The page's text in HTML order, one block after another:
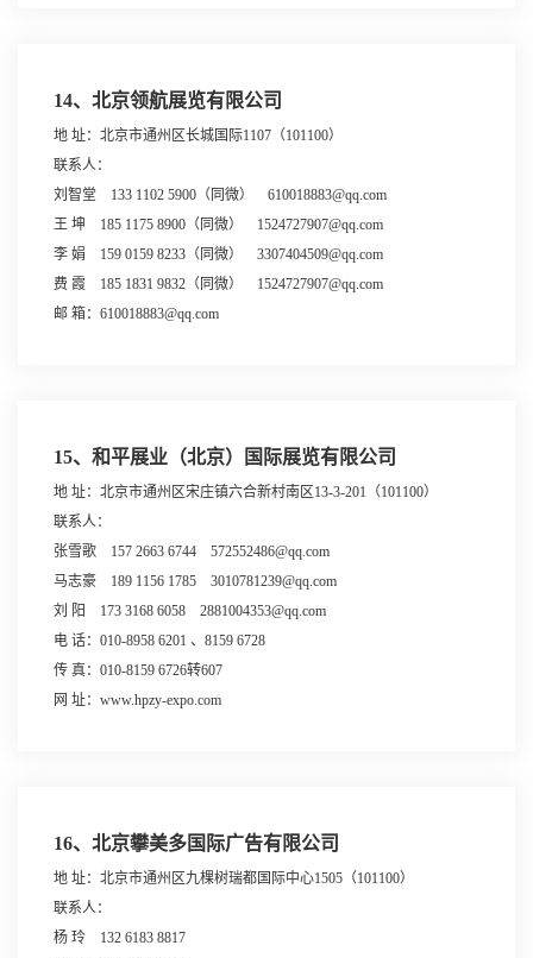
14、北京领航展览有限公司
地 址：北京市通州区长城国际1107（101100）
联系人：
刘智堂 133 1102 5900（同微） 610018883@qq.com
王 坤 185 1175 8900（同微） 1524727907@qq.com
李 娟 159 0159 8233（同微） 3307404509@qq.com
费 霞 185 1831 9832（同微） 1524727907@qq.com
邮 箱：610018883@qq.com
15、和平展业（北京）国际展览有限公司
地 址：北京市通州区宋庄镇六合新村南区13-3-201（101100）
联系人：
张雪歌 157 2663 6744 572552486@qq.com
马志豪 189 1156 1785 3010781239@qq.com
刘 阳 173 3168 6058 2881004353@qq.com
电 话：010-8958 6201 、8159 6728
传 真：010-8159 6726转607
网 址：www.hpzy-expo.com
16、北京攀美多国际广告有限公司
地 址：北京市通州区九棵树瑞都国际中心1505（101100）
联系人：
杨 玲 132 6183 8817